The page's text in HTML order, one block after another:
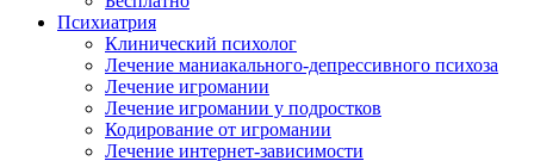
Психиатрия
Клинический психолог
Лечение маниакального-депрессивного психоза
Лечение игромании
Лечение игромании у подростков
Кодирование от игромании
Лечение интернет-зависимости